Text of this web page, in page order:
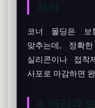
코너 몰딩은 보
맞추는데, 정확
실리콘이나 접착
사포로 마감하면